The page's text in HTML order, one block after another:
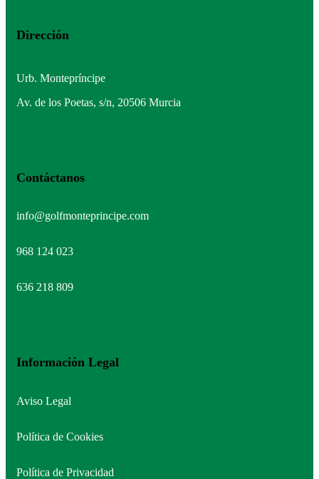
Dirección
Urb. Montepríncipe
Av. de los Poetas, s/n, 20506 Murcia
Contáctanos
info@golfmonteprincipe.com
968 124 023
636 218 809
Información Legal
Aviso Legal
Política de Cookies
Política de Privacidad